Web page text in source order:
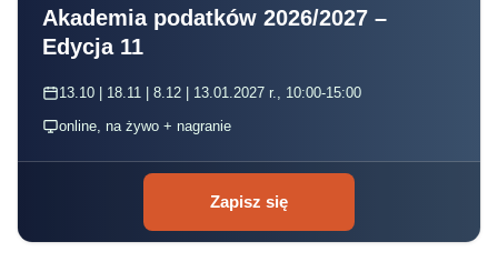
Akademia podatków 2026/2027 –
Edycja 11
13.10 | 18.11 | 8.12 | 13.01.2027 r., 10:00-15:00
online, na żywo + nagranie
Zapisz się